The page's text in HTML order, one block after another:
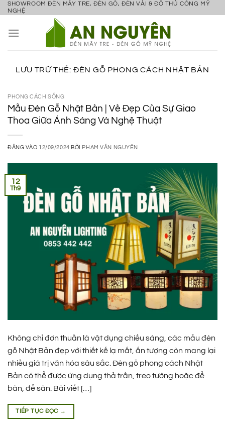
Bỏ
nội
SHOWROOM ĐÈN MÂY TRE, ĐÈN GỖ, ĐÈN VẢI & ĐỒ THỦ CÔNG MỸ
NGHỆ
LƯU TRỮ THẺ: ĐÈN GỖ PHONG CÁCH NHẬT BẢN
PHONG CÁCH SỐNG
Mẫu Đèn Gỗ Nhật Bản | Vẻ Đẹp Của Sự Giao
Thoa Giữa Ánh Sáng Và Nghệ Thuật
ĐĂNG VÀO 12/09/2024 BỞI PHẠM VĂN NGUYÊN
12
Th9
Không chỉ đơn thuần là vật dụng chiếu sáng, các mẫu đèn
gỗ Nhật Bản đẹp với thiết kế lạ mắt, ấn tượng còn mang lại
nhiều giá trị văn hóa sâu sắc. Đèn gỗ phong cách Nhật
Bản có thể được ứng dụng thả trần, treo tường hoặc để
bàn, để sàn. Bài viết […]
TIẾP TỤC ĐỌC →